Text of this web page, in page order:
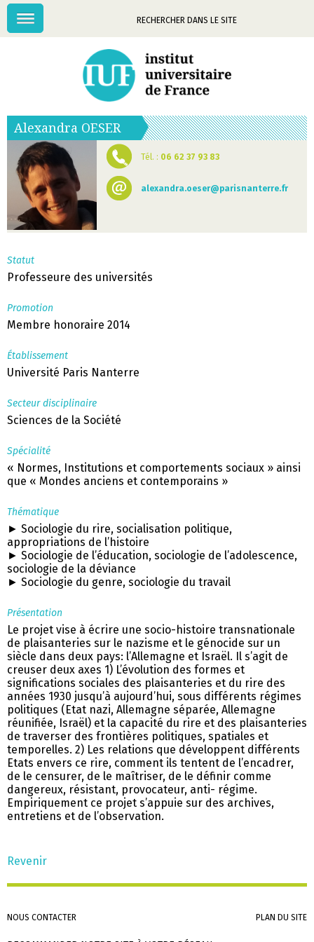
Mots-
Menu
Alexandra OESER
Tél. : 06 62 37 93 83
alexandra.oeser@parisnanterre.fr
Statut
Professeure des universités
Promotion
Membre honoraire 2014
Établissement
Université Paris Nanterre
Secteur disciplinaire
Sciences de la Société
Spécialité
« Normes, Institutions et comportements sociaux » ainsi
que « Mondes anciens et contemporains »
Thématique
► Sociologie du rire, socialisation politique,
appropriations de l’histoire
► Sociologie de l’éducation, sociologie de l’adolescence,
sociologie de la déviance
► Sociologie du genre, sociologie du travail
Présentation
Le projet vise à écrire une socio-histoire transnationale
de plaisanteries sur le nazisme et le génocide sur un
siècle dans deux pays: l’Allemagne et Israël. Il s’agit de
creuser deux axes 1) L’évolution des formes et
significations sociales des plaisanteries et du rire des
années 1930 jusqu’à aujourd’hui, sous différents régimes
politiques (Etat nazi, Allemagne séparée, Allemagne
réunifiée, Israël) et la capacité du rire et des plaisanteries
de traverser des frontières politiques, spatiales et
temporelles. 2) Les relations que développent différents
Etats envers ce rire, comment ils tentent de l’encadrer,
de le censurer, de le maîtriser, de le définir comme
dangereux, résistant, provocateur, anti- régime.
Empiriquement ce projet s’appuie sur des archives,
entretiens et de l’observation.
Revenir
au
NOUS CONTACTER PLAN DU SITE